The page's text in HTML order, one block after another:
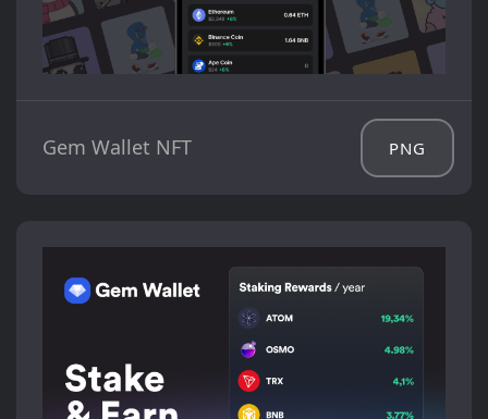
Gem Wallet NFT PNG